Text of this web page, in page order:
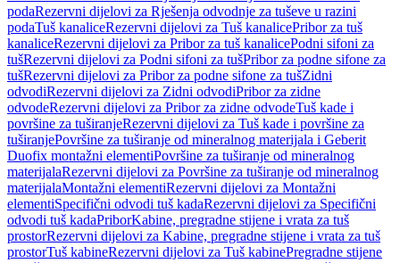
podaRezervni dijelovi za Rješenja odvodnje za tuševe u razini
podaTuš kanaliceRezervni dijelovi za Tuš kanalicePribor za tuš
kanaliceRezervni dijelovi za Pribor za tuš kanalicePodni sifoni za
tušRezervni dijelovi za Podni sifoni za tušPribor za podne sifone za
tušRezervni dijelovi za Pribor za podne sifone za tušZidni
odvodiRezervni dijelovi za Zidni odvodiPribor za zidne
odvodeRezervni dijelovi za Pribor za zidne odvodeTuš kade i
površine za tuširanjeRezervni dijelovi za Tuš kade i površine za
tuširanjePovršine za tuširanje od mineralnog materijala i Geberit
Duofix montažni elementiPovršine za tuširanje od mineralnog
materijalaRezervni dijelovi za Površine za tuširanje od mineralnog
materijalaMontažni elementiRezervni dijelovi za Montažni
elementiSpecifični odvodi tuš kadaRezervni dijelovi za Specifični
odvodi tuš kadaPriborKabine, pregradne stijene i vrata za tuš
prostorRezervni dijelovi za Kabine, pregradne stijene i vrata za tuš
prostorTuš kabineRezervni dijelovi za Tuš kabinePregradne stijene